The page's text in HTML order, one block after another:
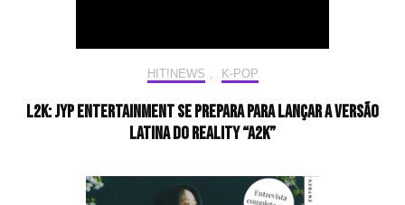
HIT!NEWS , K-POP
L2K: JYP Entertainment se prepara para lançar a versão
latina do reality “A2K”